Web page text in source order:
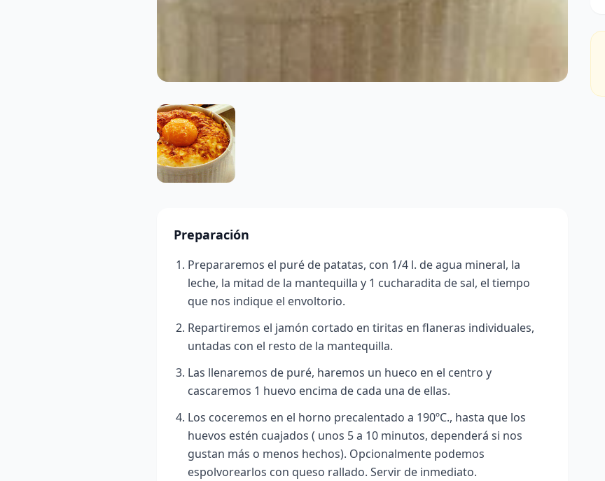
Preparación
Prepararemos el puré de patatas, con 1/4 l. de agua mineral, la
leche, la mitad de la mantequilla y 1 cucharadita de sal, el tiempo
que nos indique el envoltorio.
Repartiremos el jamón cortado en tiritas en flaneras individuales,
untadas con el resto de la mantequilla.
Las llenaremos de puré, haremos un hueco en el centro y
cascaremos 1 huevo encima de cada una de ellas.
Los coceremos en el horno precalentado a 190ºC., hasta que los
huevos estén cuajados ( unos 5 a 10 minutos, dependerá si nos
gustan más o menos hechos). Opcionalmente podemos
espolvorearlos con queso rallado. Servir de inmediato.